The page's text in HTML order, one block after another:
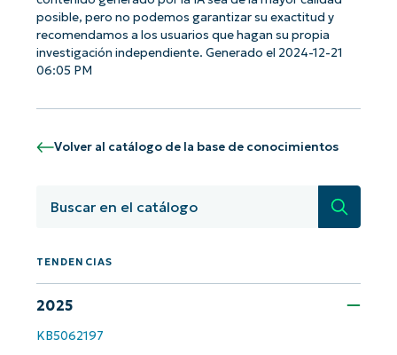
posible, pero no podemos garantizar su exactitud y
recomendamos a los usuarios que hagan su propia
investigación independiente. Generado el 2024-12-21
06:05 PM
Volver al catálogo de la base de conocimientos
TENDENCIAS
2025
KB5062197
¡Empiece con los análisis de KB
basados en IA de NinjaOne!
name*
number*
País